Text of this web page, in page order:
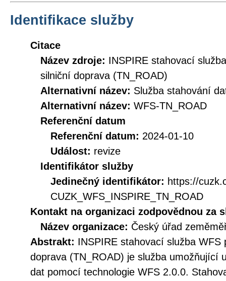
Identifikace služby
Citace
Název zdroje: INSPIRE stahovací
silniční doprava (TN_ROAD)
Alternativní název: Služba stahování
Alternativní název: WFS-TN_ROAD
Referenční datum
Referenční datum: 2024-01-10
Událost: revize
Identifikátor služby
Jedinečný identifikátor: https://
CUZK_WFS_INSPIRE_TN_ROAD
Kontakt na organizaci zodpovědnou za
Název organizace: Český úřad
Abstrakt: INSPIRE stahovací služba
doprava (TN_ROAD) je služba umožňující
dat pomocí technologie WFS 2.0.0.